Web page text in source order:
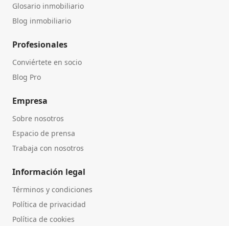
Glosario inmobiliario
Blog inmobiliario
Profesionales
Conviértete en socio
Blog Pro
Empresa
Sobre nosotros
Espacio de prensa
Trabaja con nosotros
Información legal
Términos y condiciones
Política de privacidad
Política de cookies